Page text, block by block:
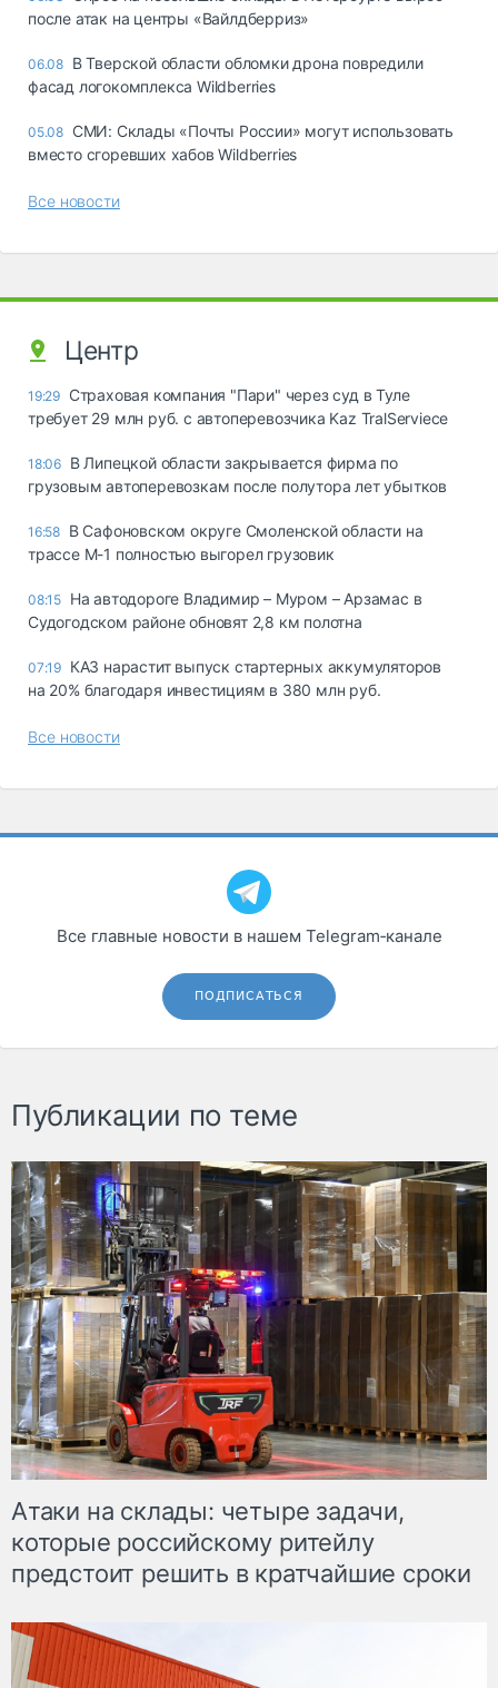
после атак на центры «Вайлдберриз»
06.08 В Тверской области обломки дрона повредили
фасад логокомплекса Wildberries
05.08 СМИ: Склады «Почты России» могут использовать
вместо сгоревших хабов Wildberries
Все новости
Центр
19:29 Страховая компания "Пари" через суд в Туле
требует 29 млн руб. с автоперевозчика Kaz TralServiece
18:06 В Липецкой области закрывается фирма по
грузовым автоперевозкам после полутора лет убытков
16:58 В Сафоновском округе Смоленской области на
трассе М-1 полностью выгорел грузовик
08:15 На автодороге Владимир – Муром – Арзамас в
Судогодском районе обновят 2,8 км полотна
07:19 КАЗ нарастит выпуск стартерных аккумуляторов
на 20% благодаря инвестициям в 380 млн руб.
Все новости
Все главные новости в нашем Telegram‑канале
ПОДПИСАТЬСЯ
Публикации по теме
Атаки на склады: четыре задачи,
которые российскому ритейлу
предстоит решить в кратчайшие сроки